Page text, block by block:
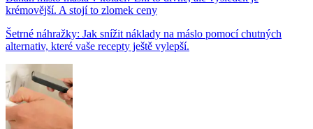
krémovější. A stojí to zlomek ceny
Šetrné náhražky: Jak snížit náklady na máslo pomocí chutných
alternativ, které vaše recepty ještě vylepší.